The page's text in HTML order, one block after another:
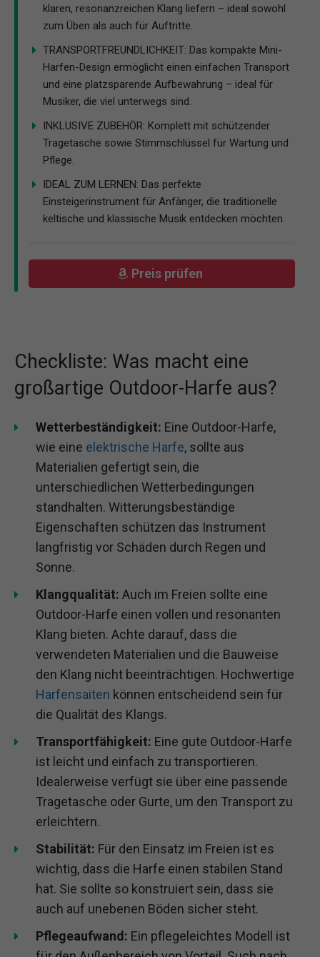
klaren, resonanzreichen Klang liefern – ideal sowohl
zum Üben als auch für Auftritte.
TRANSPORTFREUNDLICHKEIT: Das kompakte Mini-
Harfen-Design ermöglicht einen einfachen Transport
und eine platzsparende Aufbewahrung – ideal für
Musiker, die viel unterwegs sind.
INKLUSIVE ZUBEHÖR: Komplett mit schützender
Tragetasche sowie Stimmschlüssel für Wartung und
Pflege.
IDEAL ZUM LERNEN: Das perfekte
Einsteigerinstrument für Anfänger, die traditionelle
keltische und klassische Musik entdecken möchten.
Preis prüfen
Checkliste: Was macht eine
großartige Outdoor-Harfe aus?
Wetterbeständigkeit: Eine Outdoor-Harfe,
wie eine elektrische Harfe, sollte aus
Materialien gefertigt sein, die
unterschiedlichen Wetterbedingungen
standhalten. Witterungsbeständige
Eigenschaften schützen das Instrument
langfristig vor Schäden durch Regen und
Sonne.
Klangqualität: Auch im Freien sollte eine
Outdoor-Harfe einen vollen und resonanten
Klang bieten. Achte darauf, dass die
verwendeten Materialien und die Bauweise
den Klang nicht beeinträchtigen. Hochwertige
Harfensaiten können entscheidend sein für
die Qualität des Klangs.
Transportfähigkeit: Eine gute Outdoor-Harfe
ist leicht und einfach zu transportieren.
Idealerweise verfügt sie über eine passende
Tragetasche oder Gurte, um den Transport zu
erleichtern.
Stabilität: Für den Einsatz im Freien ist es
wichtig, dass die Harfe einen stabilen Stand
hat. Sie sollte so konstruiert sein, dass sie
auch auf unebenen Böden sicher steht.
Pflegeaufwand: Ein pflegeleichtes Modell ist